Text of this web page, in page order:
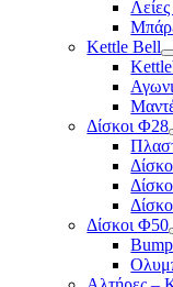
Kettle Bell
Δίσκοι Φ28
Δίσκοι Φ50